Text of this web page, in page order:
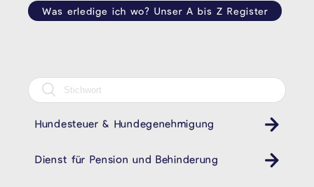
Was erledige ich wo? Unser A bis Z Register
Hundesteuer & Hundegenehmigung
Dienst für Pension und Behinderung
Behindertendienst Pension- und Behindertendienst